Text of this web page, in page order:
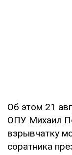
Об этом 21
ОПУ Михаил
взрывчатку
соратника